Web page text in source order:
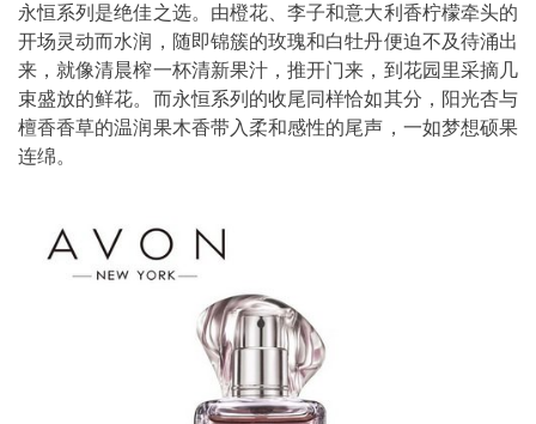
永恒系列是绝佳之选。由橙花、李子和意大利香柠檬牵头的
开场灵动而水润，随即锦簇的玫瑰和白牡丹便迫不及待涌出
来，就像清晨榨一杯清新果汁，推开门来，到花园里采摘几
束盛放的鲜花。而永恒系列的收尾同样恰如其分，阳光杏与
檀香香草的温润果木香带入柔和感性的尾声，一如梦想硕果
连绵。